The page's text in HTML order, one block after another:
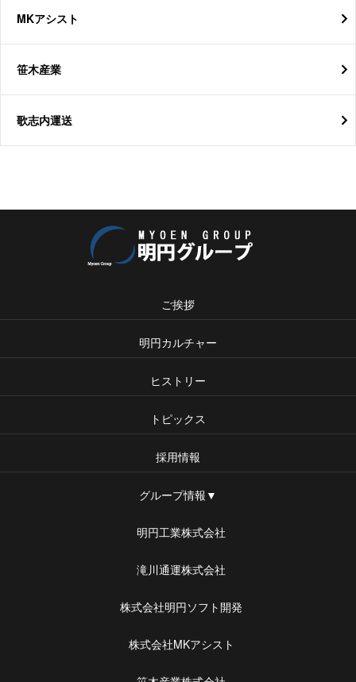
MKアシスト
笹木産業
歌志内運送
ご挨拶
明円カルチャー
ヒストリー
トピックス
採用情報
グループ情報▼
明円工業株式会社
滝川通運株式会社
株式会社明円ソフト開発
株式会社MKアシスト